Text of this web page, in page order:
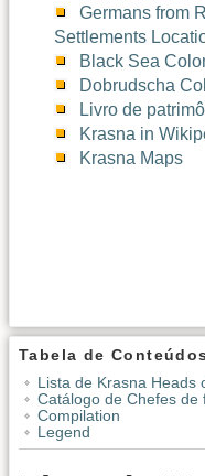
Germans from
Settlements
Black Sea
Dobrudscha
Livro de
Krasna in
Krasna Maps
Tabela de Conteúdos
Lista de Krasna Heads
Catálogo de Chefes de
Compilation
Legend